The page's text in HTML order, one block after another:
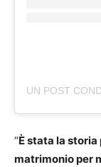
“È stata la
matrimonio per